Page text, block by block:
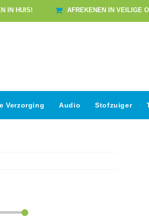
IN HUIS! AFREKENEN IN VEILIGE
Verzorging Audio Stofzuiger